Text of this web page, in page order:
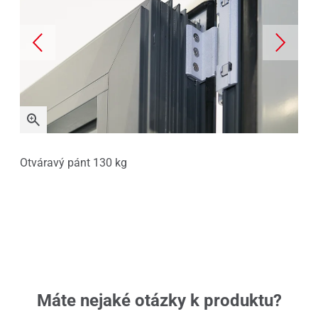
Otváravý pánt 130 kg
Máte nejaké otázky k produktu?